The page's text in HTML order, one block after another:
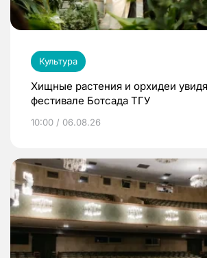
Культура
Хищные растения и орхидеи
фестивале Ботсада ТГУ
10:00 / 06.08.26